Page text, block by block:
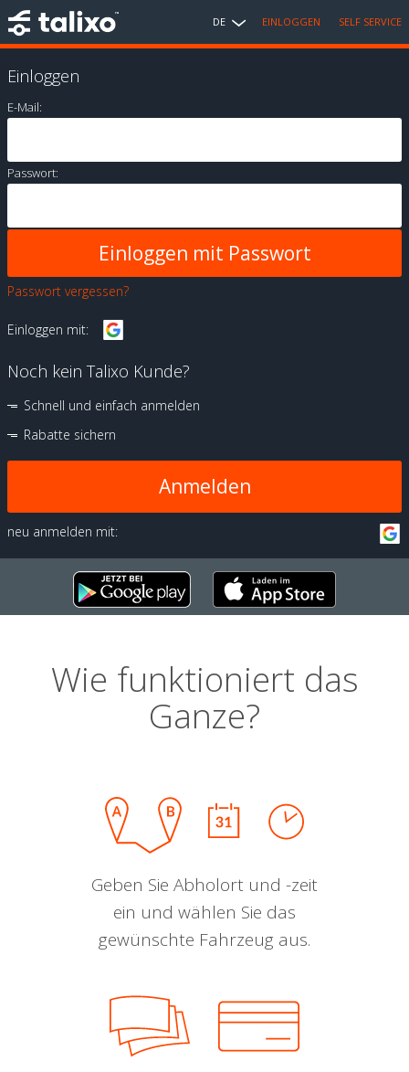
DE EINLOGGEN SELF SERVICE
Einloggen
E-Mail:
Passwort:
Passwort vergessen?
Einloggen mit:
Noch kein Talixo Kunde?
Schnell und einfach anmelden
Rabatte sichern
Anmelden
neu anmelden mit:
Wie funktioniert das
Ganze?
Geben Sie Abholort und -zeit
ein und wählen Sie das
gewünschte Fahrzeug aus.